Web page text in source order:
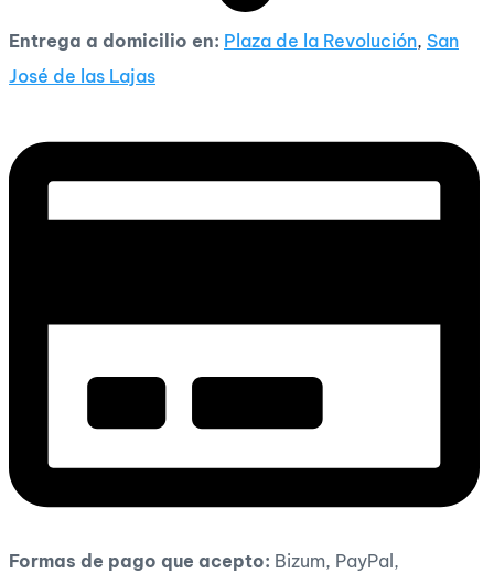
Entrega a domicilio en: Plaza de la Revolución, San
José de las Lajas
Formas de pago que acepto: Bizum, PayPal,